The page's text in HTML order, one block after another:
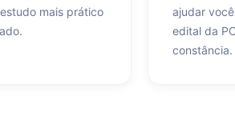
mais prático
ajudar
edital da
constância.